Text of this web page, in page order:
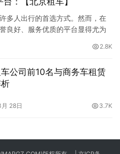
驾租车到大巴服务，全面覆盖各
人出行的首选方式。然而，在
良好、服务优质的平台显得尤为
富车型选择： 【北京租车】
户的需求。此外，【北京租车】
2.8K
公司前10名与商务车租赁
28日 3.7K